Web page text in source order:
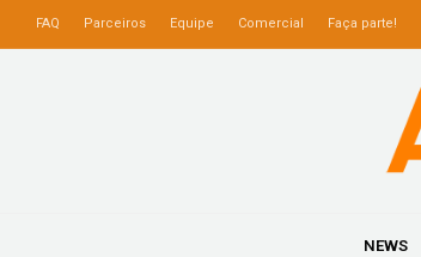
FAQ Parceiros Equipe Comercial Faça parte!
NEWS